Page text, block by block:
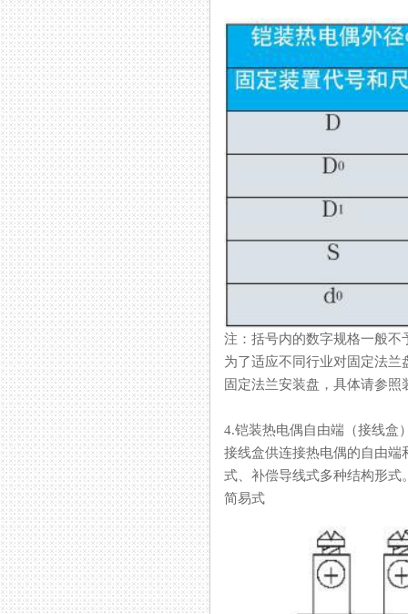
注：括号内的数字规格一般不予
为了适应不同行业对固定法兰
固定法兰安装盘，具体请参
4.铠装热电偶自由端（接线盒
接线盒供连接热电偶的自由端和显
式、补偿导线式多种结构形式
简易式